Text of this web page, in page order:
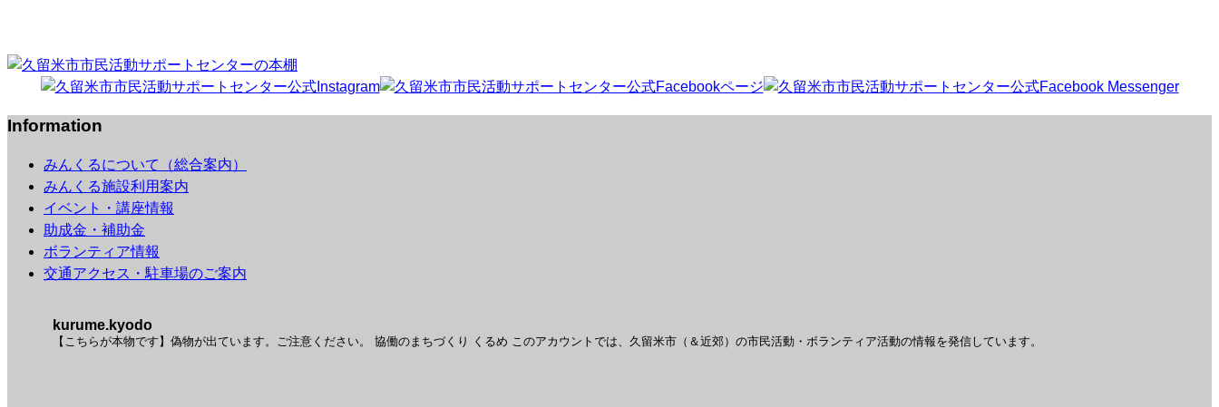
Information
みんくるについて（総合案内）
みんくる施設利用案内
イベント・講座情報
助成金・補助金
ボランティア情報
交通アクセス・駐車場のご案内
kurume.kyodo
【こちらが本物です】偽物が出ています。ご注意ください。 協働のまちづくり くるめ このアカウントでは、久留米市（＆近郊）の市民活動・ボランティア活動の情報を発信しています。